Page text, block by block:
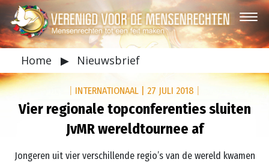
Home ▶ Nieuwsbrief
INTERNATIONAAL 27 JULI 2018
Vier regionale topconferenties sluiten
JvMR wereldtournee af
Jongeren uit vier verschillende regio’s van de wereld kwamen